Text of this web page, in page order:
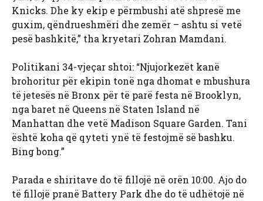
Knicks. Dhe ky ekip e përmbushi atë shpresë me
guxim, qëndrueshmëri dhe zemër – ashtu si vetë
pesë bashkitë,” tha kryetari Zohran Mamdani.
Politikani 34-vjeçar shtoi: “Njujorkezët kanë
brohoritur për ekipin tonë nga dhomat e mbushura
të jetesës në Bronx për të parë festa në Brooklyn,
nga baret në Queens në Staten Island në
Manhattan dhe vetë Madison Square Garden. Tani
është koha që qyteti ynë të festojmë së bashku.
Bing bong.”
Parada e shiritave do të fillojë në orën 10:00. Ajo do
të fillojë pranë Battery Park dhe do të udhëtojë në